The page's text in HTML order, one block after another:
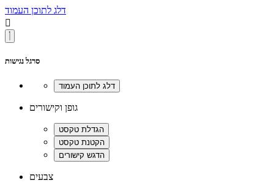
דלג לתוכן העמוד

סרגל נגישות
גופן וקישורים
צבעים